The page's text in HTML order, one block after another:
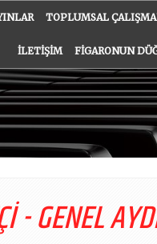
TOPLUMSAL
İLETIŞIM FIGARONUN
- GENEL